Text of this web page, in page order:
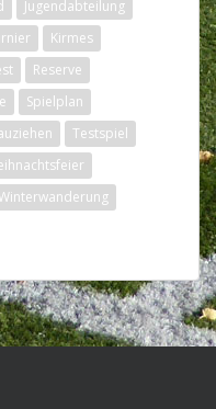
Jugendabteilung
Kirmes
Reserve
Spielplan
Testspiel